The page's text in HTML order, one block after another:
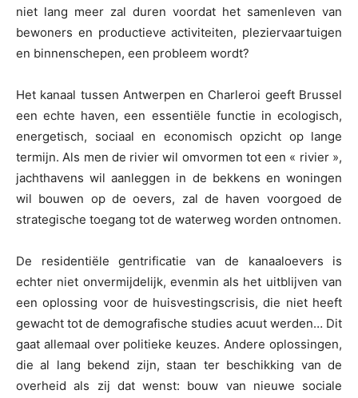
niet lang meer zal duren voordat het samenleven van
bewoners en productieve activiteiten, pleziervaartuigen
en binnenschepen, een probleem wordt?
Het kanaal tussen Antwerpen en Charleroi geeft Brussel
een echte haven, een essentiële functie in ecologisch,
energetisch, sociaal en economisch opzicht op lange
termijn. Als men de rivier wil omvormen tot een « rivier »,
jachthavens wil aanleggen in de bekkens en woningen
wil bouwen op de oevers, zal de haven voorgoed de
strategische toegang tot de waterweg worden ontnomen.
De residentiële gentrificatie van de kanaaloevers is
echter niet onvermijdelijk, evenmin als het uitblijven van
een oplossing voor de huisvestingscrisis, die niet heeft
gewacht tot de demografische studies acuut werden… Dit
gaat allemaal over politieke keuzes. Andere oplossingen,
die al lang bekend zijn, staan ter beschikking van de
overheid als zij dat wenst: bouw van nieuwe sociale